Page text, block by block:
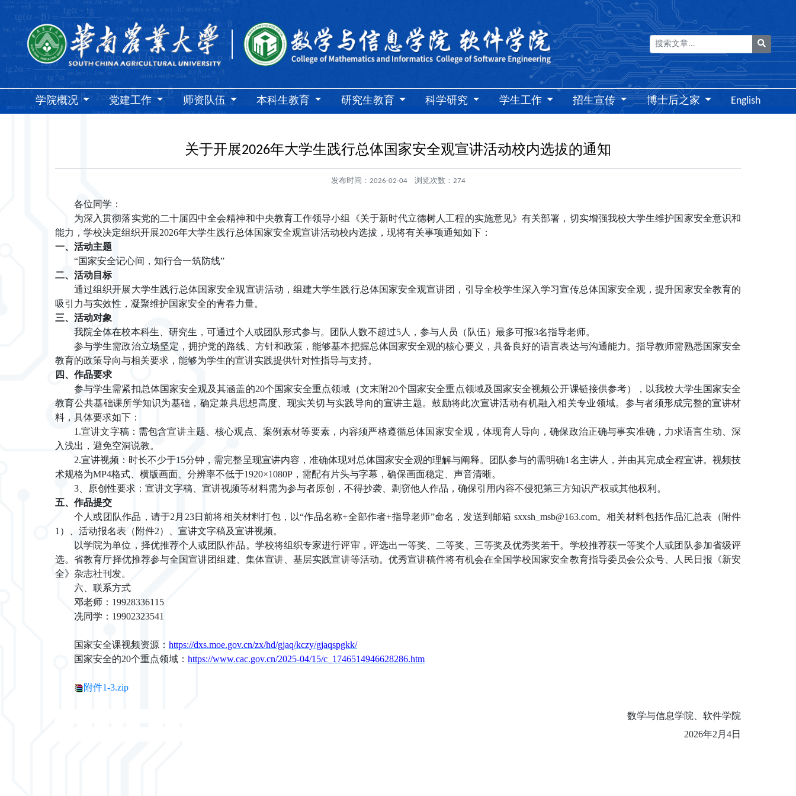
搜索
学院概况 党建工作 师资队伍 本科生教育 研究生教育 科学研究 学生工作 招生宣传 博士后之家 English
关于开展2026年大学生践行总体国家安全观宣讲活动校内选拔的通知
发布时间： 2026-02-04浏览次数： 274
各位同学：
为深入贯彻落实党的二十届四中全会精神和中央教育工作领导小组《关于新时代立德树人工程的实施意见》有关部署，切实增强我校大学生维护国家安全意识和
能力， 学校决定组织开展2026年大学生践行总体国家安全观宣讲活动校内选拔 ，现将有关事项通知如下：
一、 活动主题
“国家安全记心间，知行合一筑防线”
二、 活动目标
通过组织开展大学生践行总体国家安全观宣讲活动，组建大学生践行总体国家安全观宣讲团，引导全校学生深入学习宣传总体国家安全观，提升国家安全教育的
吸引力与实效性，凝聚维护国家安全的青春力量。
三、 活动对象
我院全体在校本科生、研究生，可通过个人或团队形式参与。团队人数不超过5人，参与人员（队伍）最多可报3名指导老师。
参与学生需政治立场坚定，拥护党的路线、方针和政策，能够基本把握总体国家安全观的核心要义，具备良好的语言表达与沟通能力。指导教师需熟悉国家安全
教育的政策导向与相关要求，能够为学生的宣讲实践提供针对性指导与支持。
四、 作品要求
参与学生需紧扣总体国家安全观及其涵盖的20个国家安全重点领域（文末附20个国家安全重点领域及国家安全视频公开课链接供参考），以我校大学生国家安全
教育公共基础课所学知识为基础，确定兼具思想高度、现实关切与实践导向的宣讲主题。鼓励将此次宣讲活动有机融入相关专业领域。 参与者须形成完整的宣讲材
料，具体要求如下：
1.宣讲文字稿：需包含宣讲主题、核心观点、案例素材等要素，内容须严格遵循总体国家安全观，体现育人导向，确保政治正确与事实准确，力求语言生动、深
入浅出，避免空洞说教。
2.宣讲视频：时长不少于15分钟，需完整呈现宣讲内容，准确体现对总体国家安全观的理解与阐释。团队参与的需明确1名主讲人，并由其完成全程宣讲。视频技
术规格为MP4格式、横版画面、分辨率不低于1920×1080P，需配有片头与字幕，确保画面稳定、声音清晰。
3、
原创性要求：宣讲文字稿、宣讲视频等材料需为参与者原创，不得抄袭、剽窃他人作品，确保引用内容不侵犯第三方知识产权或其他权利。
五、作品提交
个人或团队作品，请于2月23日前将相关材料打包，以“作品名称+全部作者+指导老师”命名，发送到邮箱 sxxsh_msb@163.com。相关材料包括作品汇总表（附件
1）、活动报名表（附件2）、宣讲文字稿及宣讲视频。
以学院为单位，择优推荐个人或团队作品 。 学校将组织专家进行评审，评选出一等奖、二等奖、三等奖及优秀奖若干。学校推荐获一等奖个人或团队参加省级评
选。省教育厅择优推荐参与全国宣讲团组建、集体宣讲、基层实践宣讲等活动。优秀宣讲稿件将有机会在全国学校国家安全教育指导委员会公众号、人民日报《新安
全》杂志社刊发。
六、联系方式
邓老师： 19928336115
冼同学： 19902323541
国家安全课视频资源： https://dxs.moe.gov.cn/zx/hd/gjaq/kczy/gjaqspgkk/
国家安全的20个重点领域 ： https://www.cac.gov.cn/2025-04/15/c_1746514946628286.htm
附件1-3.zip
数学与信息学院、软件学院
2026年2 月 4日